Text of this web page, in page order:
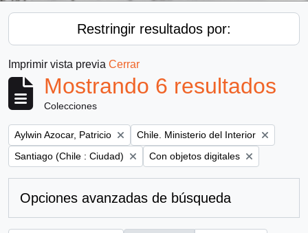
Restringir resultados por:
Imprimir vista previa Cerrar
Mostrando 6 resultados
Colecciones
Remove filter:
Aylwin Azocar, Patricio Remove filter:
Chile. Ministerio del Interior
Remove filter:
Santiago (Chile : Ciudad) Remove filter:
Con objetos digitales
Opciones avanzadas de búsqueda